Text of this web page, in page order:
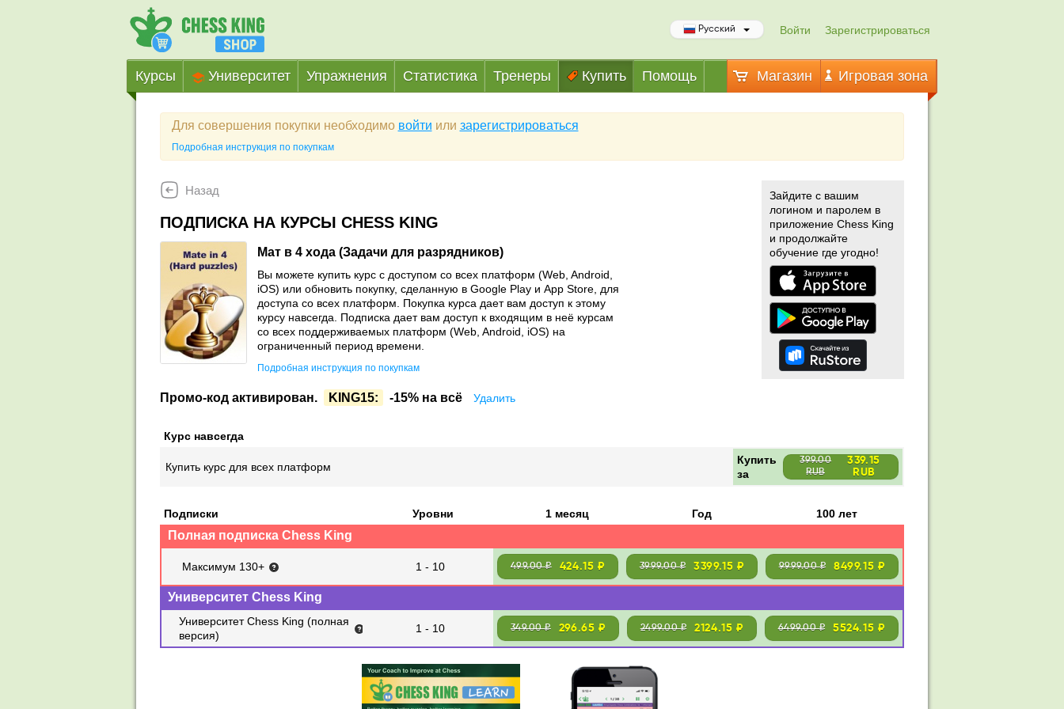
Войти Зарегистрироваться
Русский
Курсы Университет Упражнения Статистика Тренеры Купить Помощь Магазин Игровая зона
Для совершения покупки необходимо войти или зарегистрироваться
Подробная инструкция по покупкам
Зайдите с вашим
логином и паролем в
приложение Chess King
и продолжайте
обучение где угодно!
Назад
ПОДПИСКА НА КУРСЫ CHESS KING
Мат в 4 хода (Задачи для разрядников)
Вы можете купить курс с доступом со всех платформ (Web, Android,
iOS) или обновить покупку, сделанную в Google Play и App Store, для
доступа со всех платформ. Покупка курса дает вам доступ к этому
курсу навсегда. Подписка дает вам доступ к входящим в неё курсам
со всех поддерживаемых платформ (Web, Android, iOS) на
ограниченный период времени.
Подробная инструкция по покупкам
Промо-код активирован. KING15: -15% на всё Удалить
Курс навсегда
Купить курс для всех платформ
Купить
за
399.00
RUB
339.15
RUB
Подписки Уровни 1 месяц Год 100 лет
Полная подписка Chess King
Максимум 130+ 1 - 10 499.00 ₽ 424.15 ₽ 3999.00 ₽ 3399.15 ₽ 9999.00 ₽ 8499.15 ₽
Университет Chess King
Университет Chess King (полная
версия)
1 - 10 349.00 ₽ 296.65 ₽ 2499.00 ₽ 2124.15 ₽ 6499.00 ₽ 5524.15 ₽